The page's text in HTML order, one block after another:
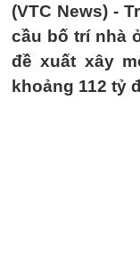
(VTC News) -
cầu bố trí nhà
đề xuất xây
khoảng 112 tỷ